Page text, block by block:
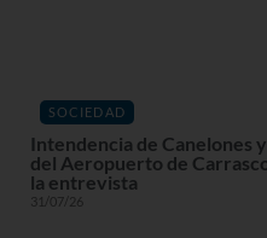
SOCIEDAD
Intendencia de Canelones
del Aeropuerto de
la entrevista
31/07/26